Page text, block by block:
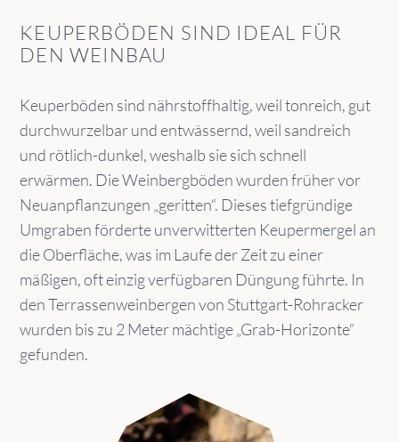
KEUPERBÖDEN SIND IDEAL FÜR
DEN WEINBAU
Keuperböden sind nährstoffhaltig, weil tonreich, gut
durchwurzelbar und entwässernd, weil sandreich
und rötlich-dunkel, weshalb sie sich schnell
erwärmen. Die Weinbergböden wurden früher vor
Neuanpflanzungen „geritten“. Dieses tiefgründige
Umgraben förderte unverwitterten Keupermergel an
die Oberfläche, was im Laufe der Zeit zu einer
mäßigen, oft einzig verfügbaren Düngung führte. In
den Terrassenweinbergen von Stuttgart-Rohracker
wurden bis zu 2 Meter mächtige „Grab-Horizonte“
gefunden.